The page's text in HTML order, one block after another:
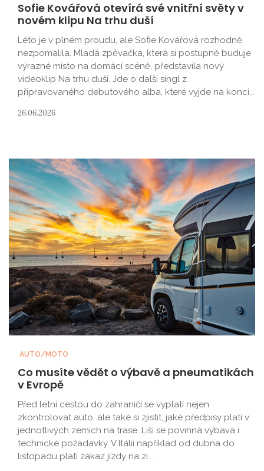
Sofie Kovářová otevírá své vnitřní světy v
novém klipu Na trhu duší
Léto je v plném proudu, ale Sofie Kovářová rozhodně
nezpomalila. Mladá zpěvačka, která si postupně buduje
výrazné místo na domácí scéně, představila nový
videoklip Na trhu duší. Jde o další singl z
připravovaného debutového alba, které vyjde na konci...
26.06.2026
AUTO/MOTO
Co musíte vědět o výbavě a pneumatikách
v Evropě
Před letní cestou do zahraničí se vyplatí nejen
zkontrolovat auto, ale také si zjistit, jaké předpisy platí v
jednotlivých zemích na trase. Liší se povinná výbava i
technické požadavky. V Itálii například od dubna do
listopadu platí zákaz jízdy na zi...